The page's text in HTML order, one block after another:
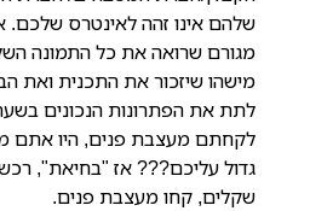
שלהם אינו זהה לאינטרס שלכם.
מגורם שרואה את כל התמונה
מישהו שיזכור את התכנית ואת
לתת את הפתרונות הנכונים
לקחתם מעצבת פנים, היו אתם
גדול עליכם??? אז "בחיאת",
שקלים, קחו מעצבת פנים.